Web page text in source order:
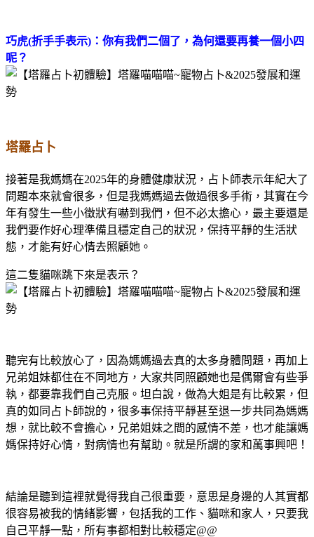
巧虎(折手手表示)：你有我們二個了，為何還要再養一個小四
呢？
塔羅占卜
接著是我媽媽在2025年的身體健康狀況，占卜師表示年紀大了
問題本來就會很多，但是我媽媽過去做過很多手術，其實在今
年有發生一些小徵狀有嚇到我們，但不必太擔心，最主要還是
我們要作好心理準備且穩定自己的狀況，保持平靜的生活狀
態，才能有好心情去照顧她。
這二隻貓咪跳下來是表示？
聽完有比較放心了，因為媽媽過去真的太多身體問題，再加上
兄弟姐妹都住在不同地方，大家共同照顧她也是偶爾會有些爭
執，都要靠我們自己克服。坦白說，做為大姐是有比較累，但
真的如同占卜師說的，很多事保持平靜甚至退一步共同為媽媽
想，就比較不會擔心，兄弟姐妹之間的感情不差，也才能讓媽
媽保持好心情，對病情也有幫助。就是所謂的家和萬事興吧！
結論是聽到這裡就覺得我自己很重要，意思是身邊的人其實都
很容易被我的情緒影響，包括我的工作、貓咪和家人，只要我
自己平靜一點，所有事都相對比較穩定@@